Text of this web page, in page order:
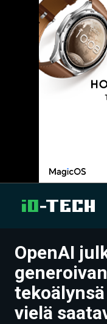
UUTISET
ARTIKKELIT
VIDEOT
OpenAI
vielä